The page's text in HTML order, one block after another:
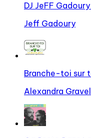
DJ JeFF
Jeff Gadoury
Branche-toi sur
Alexandra Gravel